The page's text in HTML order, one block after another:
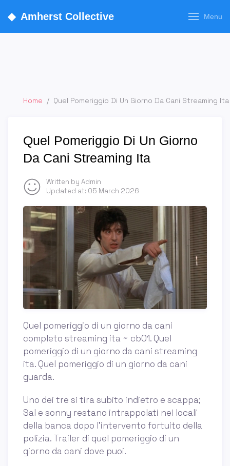
◆ Amherst Collective Menu
Home / Quel Pomeriggio Di Un Giorno Da Cani Streaming Ita
Quel Pomeriggio Di Un Giorno
Da Cani Streaming Ita
Written by Admin
Updated at: 05 March 2026
Quel pomeriggio di un giorno da cani
completo streaming ita ~ cb01. Quel
pomeriggio di un giorno da cani streaming
ita. Quel pomeriggio di un giorno da cani
guarda.
Uno dei tre si tira subito indietro e scappa;
Sal e sonny restano intrappolati nei locali
della banca dopo l’intervento fortuito della
polizia. Trailer di quel pomeriggio di un
giorno da cani dove puoi.